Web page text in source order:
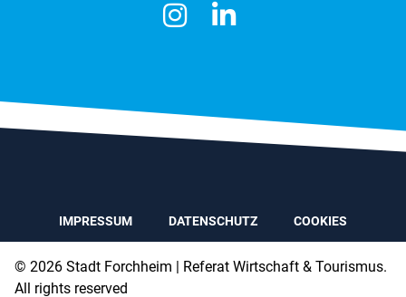
IMPRESSUM DATENSCHUTZ COOKIES
© 2026 Stadt Forchheim | Referat Wirtschaft & Tourismus.
All rights reserved